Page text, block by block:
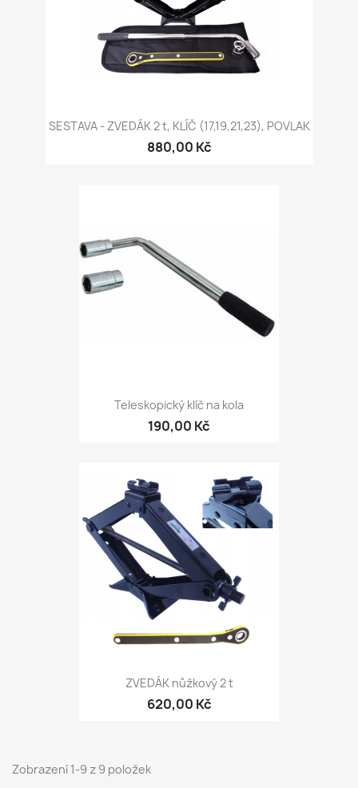
SESTAVA - ZVEDÁK 2 t, KLÍČ (17,19,21,23), POVLAK
880,00 Kč
Teleskopický klíč na kola
190,00 Kč
ZVEDÁK nůžkový 2 t
620,00 Kč
Zobrazení 1-9 z 9 položek